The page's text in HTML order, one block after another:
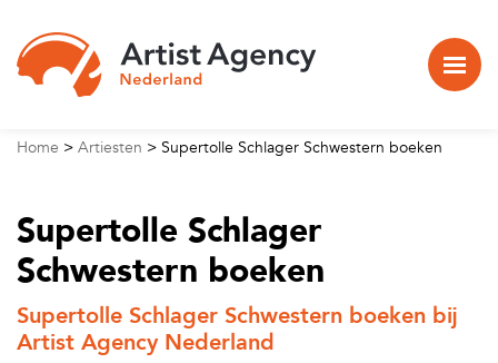
Home > Artiesten > Supertolle Schlager Schwestern boeken
Supertolle Schlager
Schwestern boeken
Supertolle Schlager Schwestern boeken bij
Artist Agency Nederland